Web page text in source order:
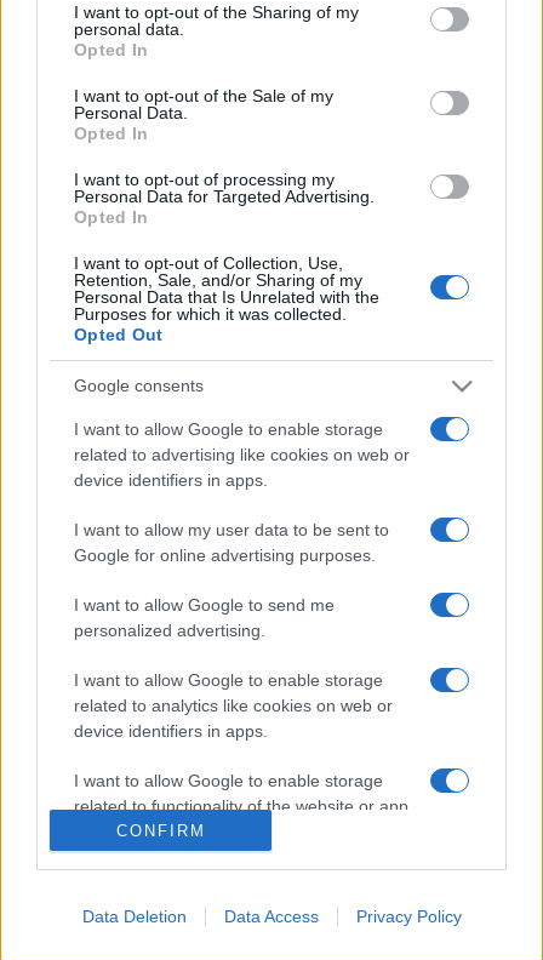
not limited to your visit or usage behaviour. You may click to
grant or deny consent to Google and its third-party tags to
use your data for below specified purposes in below Google
consent section.
I want to opt-out of the Sharing of my
personal data.
Opted In
I want to opt-out of the Sale of my
Personal Data.
Opted In
I want to opt-out of processing my
Personal Data for Targeted Advertising.
Opted In
I want to opt-out of Collection, Use,
Retention, Sale, and/or Sharing of my
Personal Data that Is Unrelated with the
Purposes for which it was collected.
Opted Out
Google consents
I want to allow Google to enable storage
related to advertising like cookies on web or
device identifiers in apps.
I want to allow my user data to be sent to
Google for online advertising purposes.
I want to allow Google to send me
personalized advertising.
I want to allow Google to enable storage
related to analytics like cookies on web or
device identifiers in apps.
I want to allow Google to enable storage
related to functionality of the website or app.
I want to allow Google to enable storage
I want to allow Google to enable storage
CONFIRM
Data Deletion Data Access Privacy Policy
sétát szervez az alapítvány Flesch Károly síremlékéhez, az
izraelita temetőbe, majd a szülőházához. A délután folyamán
a zsűri által vezetett mesterkurzusokon, tematikus
előadáson vehetnek részt az érdeklődők. Június 10-én
következik a döntő a Savaria Szimfonikus Zenekar
közreműködésével, majd 11-én nagyszabású gálaműsorral
közreműködnek a verseny díjazottjai, akiket szintén a
Savaria Szimfonikus Zenekar kísér majd. Az esten Kovács
László vezényel, a koncertet élőben közvetíti a Bartók
A 2023-as esemény zsűrielnöke Ábrahám Márta
hegedűművész, kamaraművész, tanár, Bach-kutató, az
művészeti vezetője, a Budapesti Liszt Ferenc
vesz Szilvay Réka, Hagai Shaham és Kirill Troussov
hegedűművész. A versenykiírás egyik fontos eleme, hogy
kötelező modern darabot is játszani. Az idei versenyművet a
zsűri egyik magyar tagja, Horváth Balázs komponálta.
FLESCH KÁROLY NEMZETKÖZI HEGEDŰVERSENY MOSONMAGYARÓVÁR
PROGRAM